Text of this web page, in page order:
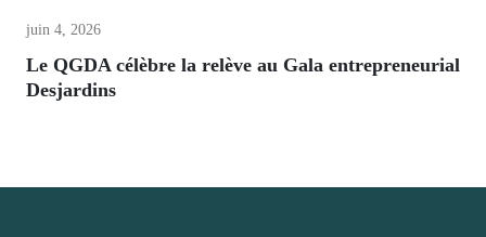
juin 4, 2026
Le QGDA célèbre la relève au Gala entrepreneurial
Desjardins